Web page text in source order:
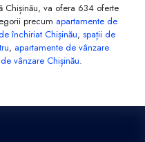
Chișinău, va ofera 634 oferte
precum apartamente de
închiriat Chișinău, spații de
, apartamente de vânzare
vânzare Chișinău.